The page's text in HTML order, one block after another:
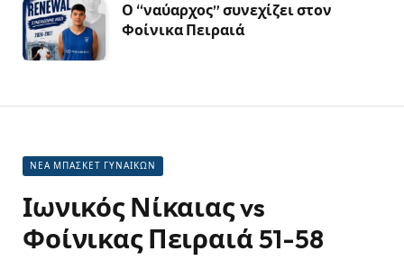
Ο “ναύαρχος” συνεχίζει στον
Φοίνικα Πειραιά
ΝΕΑ ΜΠΑΣΚΕΤ ΓΥΝΑΙΚΩΝ
Ιωνικός Νίκαιας vs
Φοίνικας Πειραιά 51-58